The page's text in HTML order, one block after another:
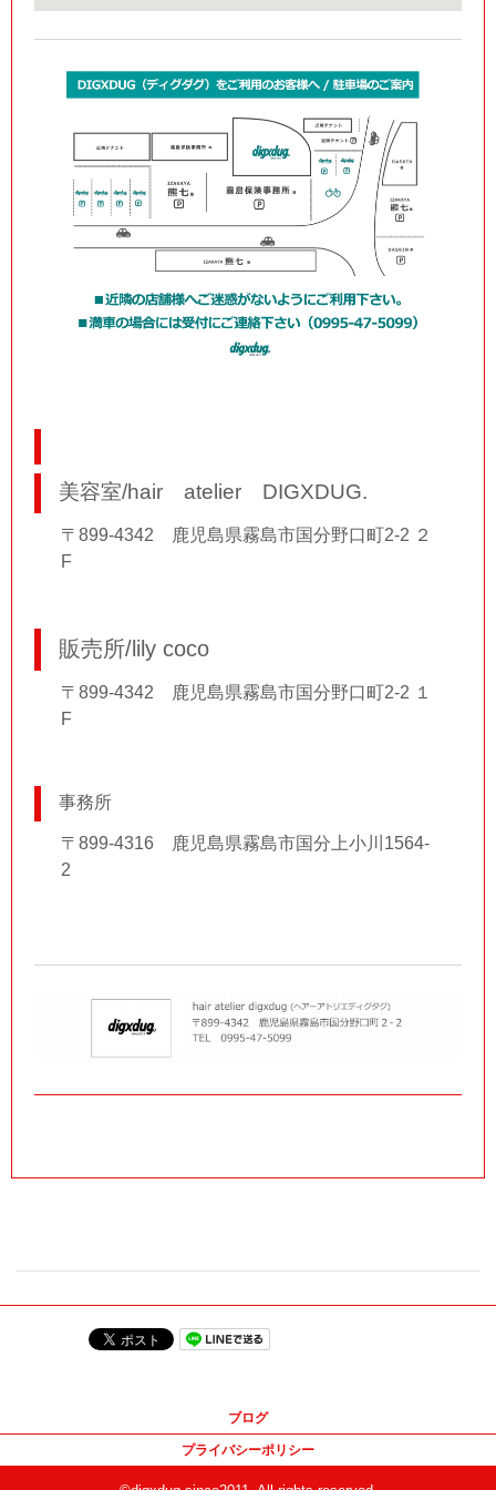
美容室/hair atelier DIGXDUG.
〒899-4342 鹿児島県霧島市国分野口町2-2 ２
F
販売所/lily coco
〒899-4342 鹿児島県霧島市国分野口町2-2 １
F
事務所
〒899-4316 鹿児島県霧島市国分上小川1564-
2
ブログ
プライバシーポリシー